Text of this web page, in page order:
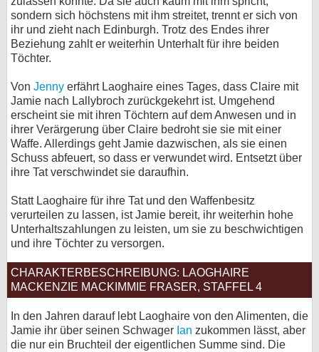
sondern sich höchstens mit ihm streitet, trennt er sich von
ihr und zieht nach Edinburgh. Trotz des Endes ihrer
Beziehung zahlt er weiterhin Unterhalt für ihre beiden
Töchter.
Von Jenny erfährt Laoghaire eines Tages, dass Claire mit
Jamie nach Lallybroch zurückgekehrt ist. Umgehend
erscheint sie mit ihren Töchtern auf dem Anwesen und in
ihrer Verärgerung über Claire bedroht sie sie mit einer
Waffe. Allerdings geht Jamie dazwischen, als sie einen
Schuss abfeuert, so dass er verwundet wird. Entsetzt über
ihre Tat verschwindet sie daraufhin.
Statt Laoghaire für ihre Tat und den Waffenbesitz
verurteilen zu lassen, ist Jamie bereit, ihr weiterhin hohe
Unterhaltszahlungen zu leisten, um sie zu beschwichtigen
und ihre Töchter zu versorgen.
CHARAKTERBESCHREIBUNG: LAOGHAIRE
MACKENZIE MACKIMMIE FRASER, STAFFEL 4
In den Jahren darauf lebt Laoghaire von den Alimenten, die
Jamie ihr über seinen Schwager Ian zukommen lässt, aber
die nur ein Bruchteil der eigentlichen Summe sind. Die